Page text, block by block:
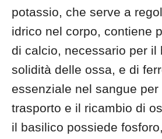
potassio, che serve a
idrico nel corpo, contiene
di calcio, necessario per il
solidità delle ossa, e di
essenziale nel sangue
trasporto e il ricambio di
il basilico possiede